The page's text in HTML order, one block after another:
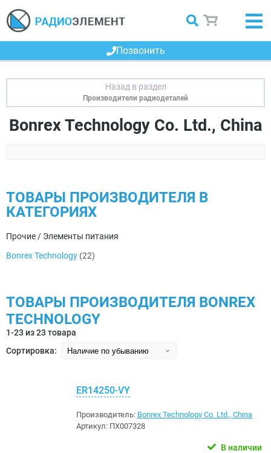
Позвонить
Производители радиодеталей
Bonrex Technology Co. Ltd., China
ТОВАРЫ ПРОИЗВОДИТЕЛЯ В
КАТЕГОРИЯХ
Прочие / Элементы питания
Bonrex Technology (22)
ТОВАРЫ ПРОИЗВОДИТЕЛЯ BONREX
TECHNOLOGY
1-23 из 23 товара
Сортировка:
ER14250-VY
Производитель: Bonrex Technology Co. Ltd., China
Артикул: ПХ007328
В наличии